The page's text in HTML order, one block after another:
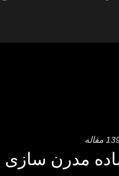
مقاله
ساده مدرن